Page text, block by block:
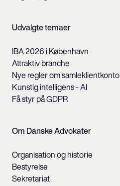
Udvalgte temaer
IBA 2026 i København
Attraktiv branche
Nye regler om samleklientkonto
Kunstig intelligens - AI
Få styr på GDPR
Om Danske Advokater
Organisation og historie
Bestyrelse
Sekretariat